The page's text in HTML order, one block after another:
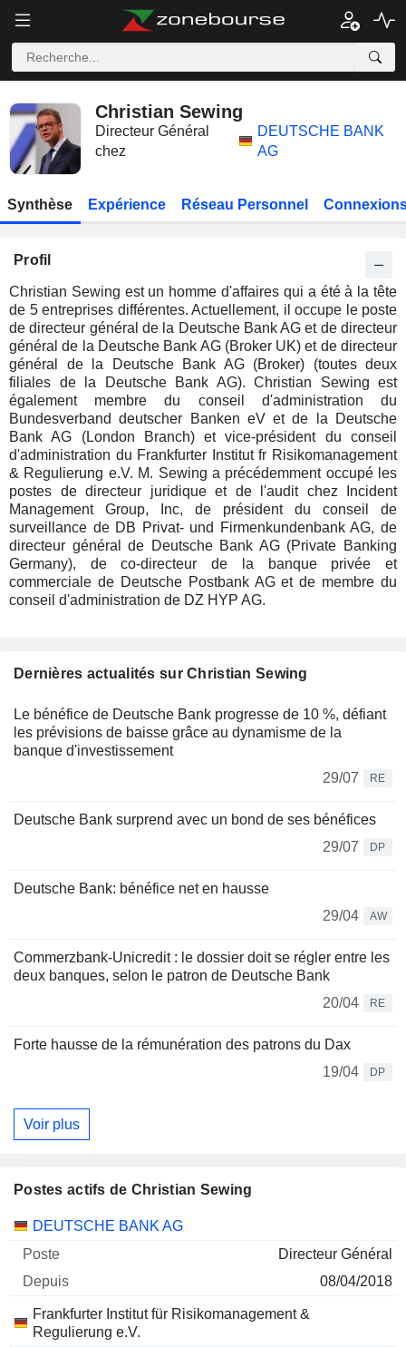
Christian Sewing
Directeur Général
chez
DEUTSCHE BANK
AG
Synthèse Expérience Réseau Personnel
Profil
Christian Sewing est un homme d'affaires qui a été à la tête
de 5 entreprises différentes. Actuellement, il occupe le poste
de directeur général de la Deutsche Bank AG et de directeur
général de la Deutsche Bank AG (Broker UK) et de directeur
général de la Deutsche Bank AG (Broker) (toutes deux
filiales de la Deutsche Bank AG). Christian Sewing est
également membre du conseil d'administration du
Bundesverband deutscher Banken eV et de la Deutsche
Bank AG (London Branch) et vice-président du conseil
d'administration du Frankfurter Institut fr Risikomanagement
& Regulierung e.V. M. Sewing a précédemment occupé les
postes de directeur juridique et de l'audit chez Incident
Management Group, Inc, de président du conseil de
surveillance de DB Privat- und Firmenkundenbank AG, de
directeur général de Deutsche Bank AG (Private Banking
Germany), de co-directeur de la banque privée et
commerciale de Deutsche Postbank AG et de membre du
conseil d'administration de DZ HYP AG.
Dernières actualités sur Christian Sewing
Le bénéfice de Deutsche Bank progresse de 10 %, défiant
les prévisions de baisse grâce au dynamisme de la
banque d'investissement
29/07
RE
Deutsche Bank surprend avec un bond de ses bénéfices
29/07
DP
Deutsche Bank: bénéfice net en hausse
29/04
AW
Commerzbank-Unicredit : le dossier doit se régler entre les
deux banques, selon le patron de Deutsche Bank
20/04
RE
Forte hausse de la rémunération des patrons du Dax
19/04
DP
Voir plus
Postes actifs de Christian Sewing
Sociétés Poste Début
DEUTSCHE BANK AG
Directeur Général
08/04/2018
Frankfurter Institut für Risikomanagement &
Regulierung e.V.